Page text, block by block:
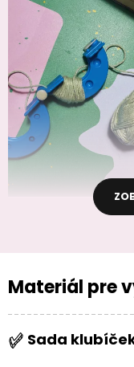
Materiál pre
Sada